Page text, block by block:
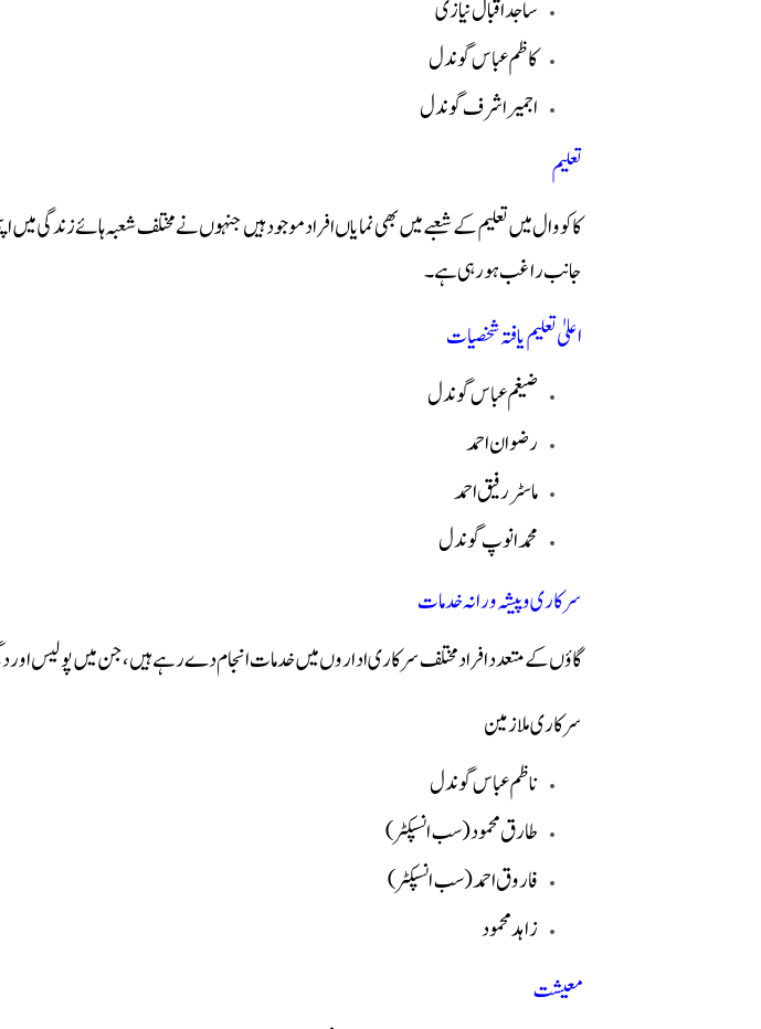
ساجد اقبال نیازی
کاظم عباس گوندل
اجمیر اشرف گوندل
تعلیم
کاکووال میں تعلیم کے شعبے میں بھی نمایاں افراد موجود ہیں جنہوں نے مختلف شعبہ ہائے زندگی میں
جانب راغب ہو رہی ہے۔
اعلیٰ تعلیم یافتہ شخصیات
ضیغم عباس گوندل
رضوان احمد
ماسٹر رفیق احمد
محمد انوپ گوندل
سرکاری و پیشہ ورانہ خدمات
گاؤں کے متعدد افراد مختلف سرکاری اداروں میں خدمات انجام دے رہے ہیں، جن میں پولیس اور
سرکاری ملازمین
ناظم عباس گوندل
طارق محمود (سب انسپکٹر)
فاروق احمد (سب انسپکٹر)
زاہد محمود
معیشت